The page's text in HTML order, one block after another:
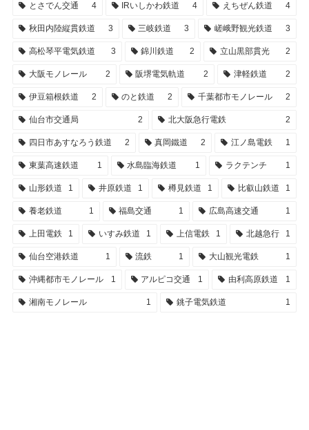
とさでん交通 4 IRいしかわ鉄道 4 えちぜん鉄道 4
秋田内陸縦貫鉄道 3 三岐鉄道 3 嵯峨野観光鉄道 3
高松琴平電気鉄道 3 錦川鉄道 2 立山黒部貫光 2
大阪モノレール 2 阪堺電気軌道 2 津軽鉄道 2
伊豆箱根鉄道 2 のと鉄道 2 千葉都市モノレール 2
仙台市交通局 2 北大阪急行電鉄 2
四日市あすなろう鉄道 2 真岡鐵道 2 江ノ島電鉄 1
東葉高速鉄道 1 水島臨海鉄道 1 ラクテンチ 1
山形鉄道 1 井原鉄道 1 樽見鉄道 1 比叡山鉄道 1
養老鉄道 1 福島交通 1 広島高速交通 1
上田電鉄 1 いすみ鉄道 1 上信電鉄 1 北越急行 1
仙台空港鉄道 1 流鉄 1 大山観光電鉄 1
沖縄都市モノレール 1 アルピコ交通 1 由利高原鉄道 1
湘南モノレール 1 銚子電気鉄道 1